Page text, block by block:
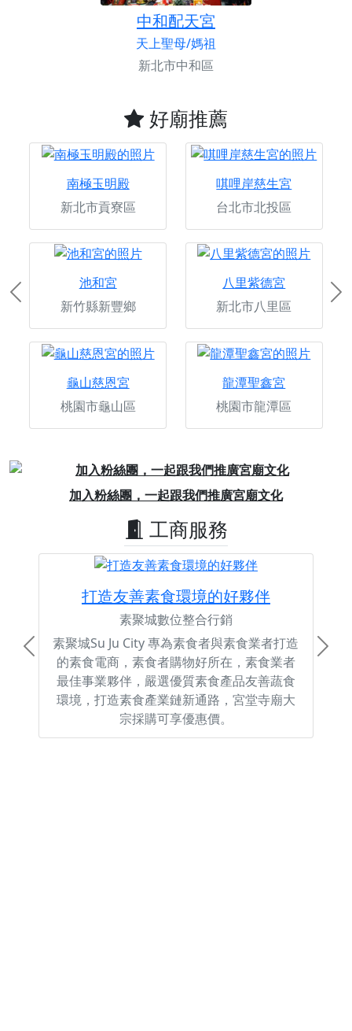
中和配天宮
天上聖母/媽祖
新北市中和區
好廟推薦
南極玉明殿
新北市貢寮區
唭哩岸慈生宮
台北市北投區
池和宮
新竹縣新豐鄉
八里紫德宮
新北市八里區
龜山慈恩宮
桃園市龜山區
龍潭聖鑫宮
桃園市龍潭區
Previous
加入粉絲團，一起跟我們推廣宮廟文化
Previous
工商服務
打造友善素食環境的好夥伴
素聚城數位整合行銷
素聚城Su Ju City 專為素食者與素食業者打造
的素食電商，素食者購物好所在，素食業者
最佳事業夥伴，嚴選優質素食產品友善蔬食
環境，打造素食產業鏈新通路，宮堂寺廟大
宗採購可享優惠價。
Previous Next